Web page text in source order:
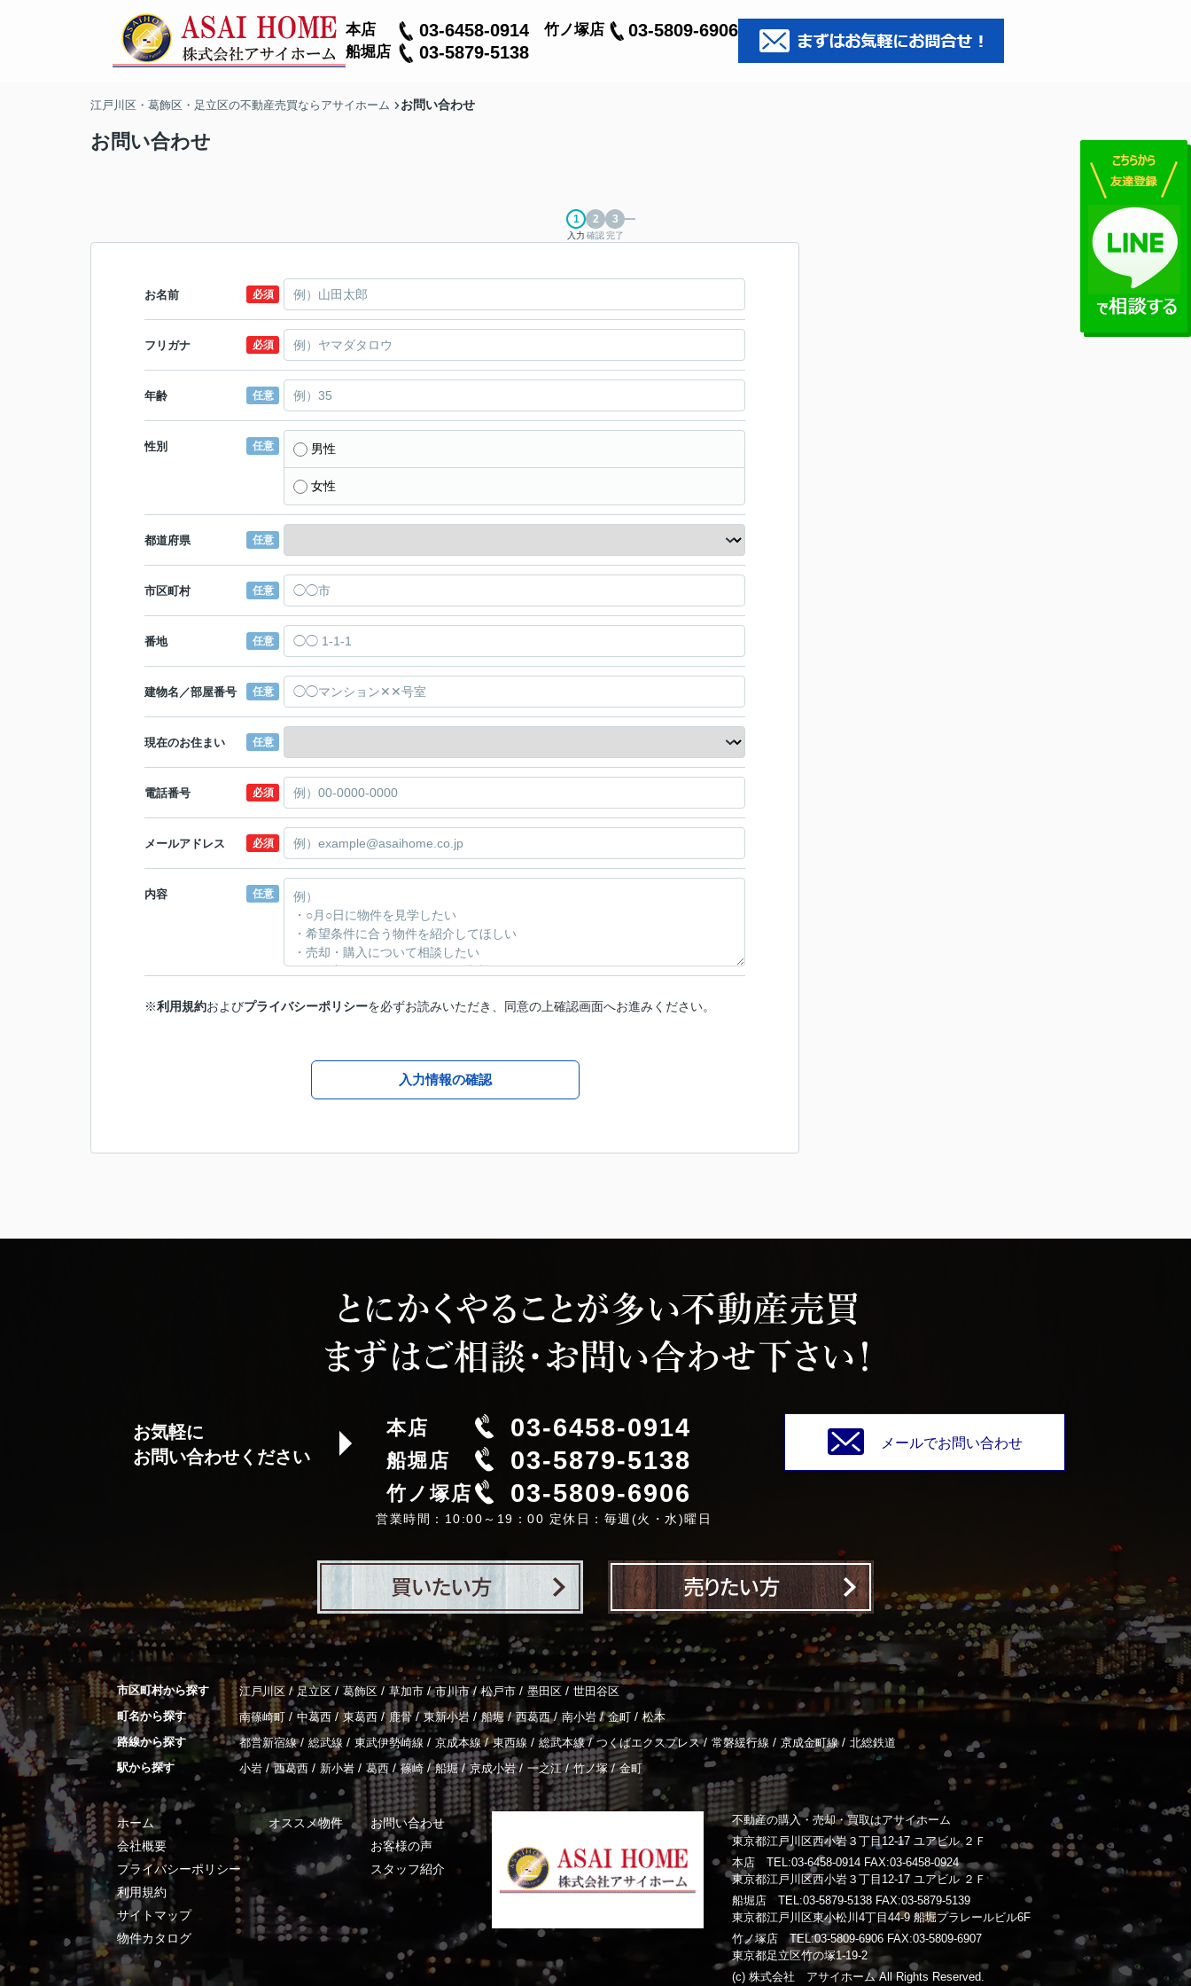
本店 03-6458-0914 竹ノ塚店 03-5809-6906
船堀店 03-5879-5138
江戸川区・葛飾区・足立区の不動産売買ならアサイホーム お問い合わせ
お問い合わせ
入力 確認完了
お名前 必須
フリガナ 必須
年齢 任意
性別 任意 男性
女性
都道府県 任意
市区町村 任意
番地 任意
建物名／部屋番号 任意
現在のお住まい 任意
電話番号 必須
メールアドレス 必須
内容 任意
※利用規約およびプライバシーポリシーを必ずお読みいただき、同意の上確認画面へお進みください。
入力情報の確認
お気軽に
お問い合わせください
本店 03-6458-0914
船堀店 03-5879-5138
竹ノ塚店 03-5809-6906
営業時間：10:00～19：00 定休日：毎週(火・水)曜日
メールでお問い合わせ
市区町村から探す 江戸川区 / 足立区 / 葛飾区 / 草加市 / 市川市 / 松戸市 / 墨田区 / 世田谷区
町名から探す
南篠崎町 / 中葛西 / 東葛西 / 鹿骨 / 東新小岩 / 船堀 / 西葛西 / 南小岩 / 金町 / 松本
路線から探す
都営新宿線 / 総武線 / 東武伊勢崎線 / 京成本線 / 東西線 / 総武本線 / つくばエクスプレス / 常磐緩行線 / 京成金町線 / 北総鉄道
駅から探す
小岩 / 西葛西 / 新小岩 / 葛西 / 篠崎 / 船堀 / 京成小岩 / 一之江 / 竹ノ塚 / 金町
ホーム
会社概要
プライバシーポリシー
利用規約
サイトマップ
物件カタログ
オススメ物件
お問い合わせ
お客様の声
スタッフ紹介
不動産の購入・売却・買取はアサイホーム
東京都江戸川区西小岩３丁目12-17 ユアビル ２Ｆ
本店 TEL:03-6458-0914 FAX:03-6458-0924
東京都江戸川区西小岩３丁目12-17 ユアビル ２Ｆ
船堀店 TEL:03-5879-5138 FAX:03-5879-5139
東京都江戸川区東小松川4丁目44-9 船堀プラレールビル6F
竹ノ塚店 TEL:03-5809-6906 FAX:03-5809-6907
東京都足立区竹の塚1-19-2
(c) 株式会社 アサイホーム All Rights Reserved.